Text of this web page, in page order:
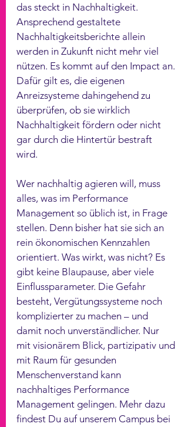
das steckt in Nachhaltigkeit.
Ansprechend gestaltete
Nachhaltigkeitsberichte allein
werden in Zukunft nicht mehr viel
nützen. Es kommt auf den Impact an.
Dafür gilt es, die eigenen
Anreizsysteme dahingehend zu
überprüfen, ob sie wirklich
Nachhaltigkeit fördern oder nicht
gar durch die Hintertür bestraft
wird.
Wer nachhaltig agieren will, muss
alles, was im Performance
Management so üblich ist, in Frage
stellen. Denn bisher hat sie sich an
rein ökonomischen Kennzahlen
orientiert. Was wirkt, was nicht? Es
gibt keine Blaupause, aber viele
Einflussparameter. Die Gefahr
besteht, Vergütungssysteme noch
komplizierter zu machen – und
damit noch unverständlicher. Nur
mit visionärem Blick, partizipativ und
mit Raum für gesunden
Menschenverstand kann
nachhaltiges Performance
Management gelingen. Mehr dazu
findest Du auf unserem Campus bei